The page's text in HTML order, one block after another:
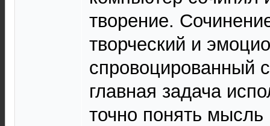
творение.
творческий и
спровоцированный
главная задача
точно понять